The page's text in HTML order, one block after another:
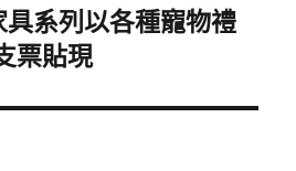
系列以各種寵物禮
票貼現